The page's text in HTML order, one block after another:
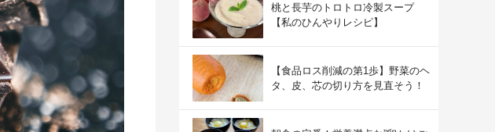
桃と長芋のトロトロ冷製スープ
【私のひんやりレシピ】
【食品ロス削減の第1歩】野菜のヘ
タ、皮、芯の切り方を見直そう！